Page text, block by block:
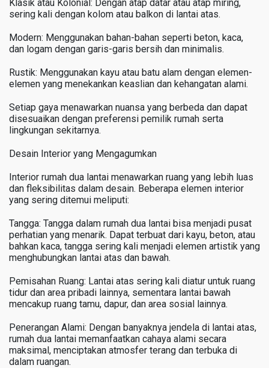
Klasik atau Kolonial: Dengan atap datar atau atap miring,
sering kali dengan kolom atau balkon di lantai atas.
Modern: Menggunakan bahan-bahan seperti beton, kaca,
dan logam dengan garis-garis bersih dan minimalis.
Rustik: Menggunakan kayu atau batu alam dengan elemen-
elemen yang menekankan keaslian dan kehangatan alami.
Setiap gaya menawarkan nuansa yang berbeda dan dapat
disesuaikan dengan preferensi pemilik rumah serta
lingkungan sekitarnya.
Desain Interior yang Mengagumkan
Interior rumah dua lantai menawarkan ruang yang lebih luas
dan fleksibilitas dalam desain. Beberapa elemen interior
yang sering ditemui meliputi:
Tangga: Tangga dalam rumah dua lantai bisa menjadi pusat
perhatian yang menarik. Dapat terbuat dari kayu, beton, atau
bahkan kaca, tangga sering kali menjadi elemen artistik yang
menghubungkan lantai atas dan bawah.
Pemisahan Ruang: Lantai atas sering kali diatur untuk ruang
tidur dan area pribadi lainnya, sementara lantai bawah
mencakup ruang tamu, dapur, dan area sosial lainnya.
Penerangan Alami: Dengan banyaknya jendela di lantai atas,
rumah dua lantai memanfaatkan cahaya alami secara
maksimal, menciptakan atmosfer terang dan terbuka di
dalam ruangan.